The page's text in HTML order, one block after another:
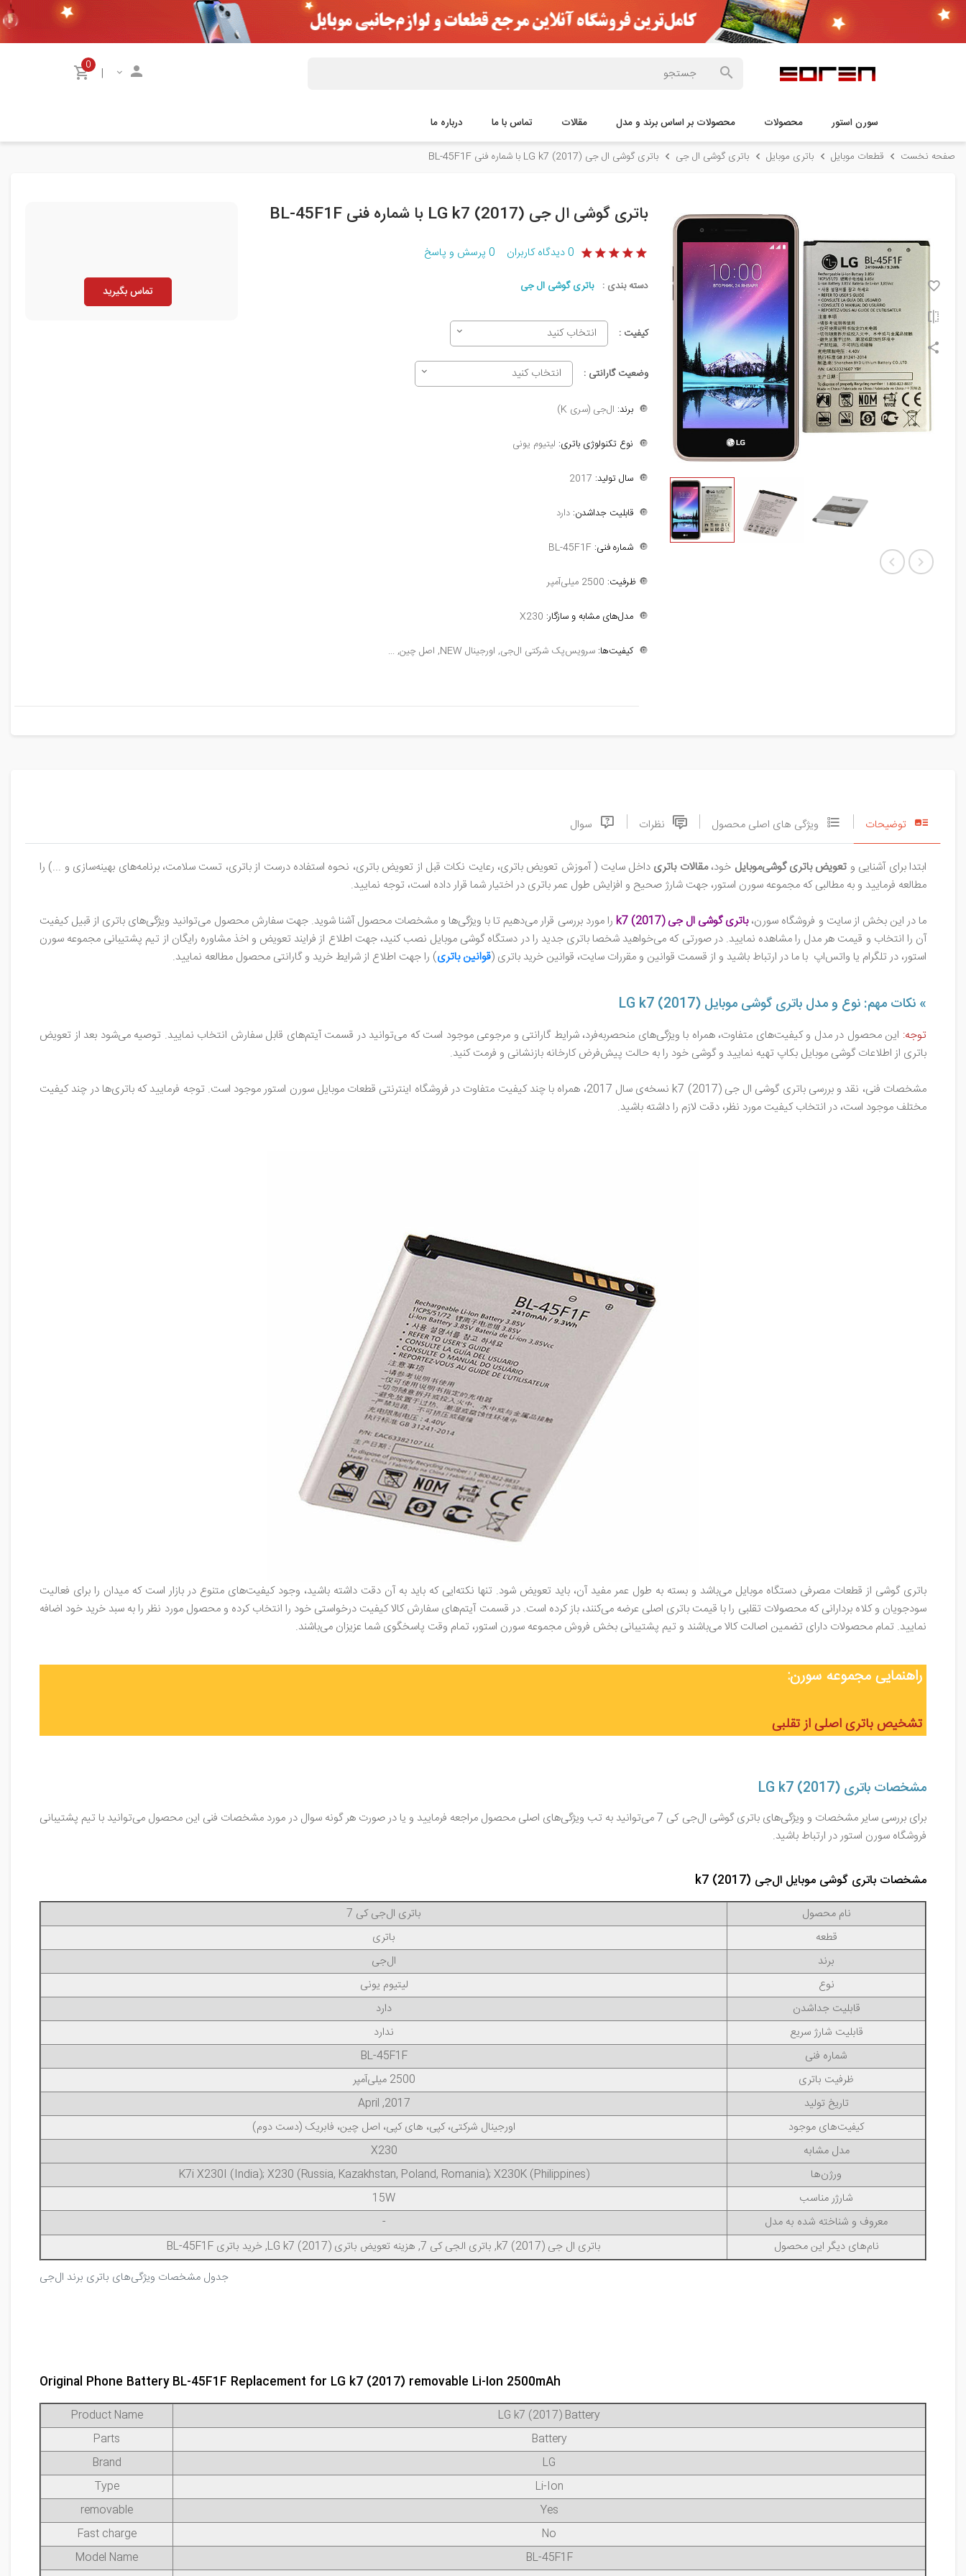
|
0
سورن استور محصولات محصولات بر اساس برند و مدل مقالات تماس با ما درباره ما
صفحه نخست قطعات موبایل باتری موبایل باتری گوشی ال جی باتری گوشی ال جی (LG k7 (2017 با شماره فنی BL-45F1F
باتری گوشی ال جی (LG k7 (2017 با شماره فنی BL-45F1F
0دیدگاه کاربران 0 پرسش و پاسخ
دسته بندی : باتری گوشی ال جی
کیفیت : انتخاب کنید
وضعیت گارانتی : انتخاب کنید
🔘برند: ال‌جی (سری K)
🔘 نوع تکنولوژی باتری: لیتیوم یونی
🔘سال تولید:
🔘قابلیت جداشدن: دارد
🔘شماره فنی: BL-45F1F
🔘ظرفیت:
🔘مدل‌های مشابه و سازگار:
🔘کیفیت‌ها: سرویس‌پک شرکتی ال‌جی, اورجینال NEW, اصل چین, ...
تماس بگیرید
توضیحات ویژگی های اصلی محصول نظرات سوال
ابتدا برای آشنایی و تعویض باتری گوشی‌موبایل خود،مقالات باتری داخل سایت ( آموزش تعویض باتری، رعایت نکات قبل از تعویض باتری، نحوه استفاده درست از باتری، تست سلامت، برنامه‌های بهینه‌سازی و ...) را
مطالعه فرمایید و به مطالبی که مجموعه سورن استور، جهت شارژ صحیح و افزایش طول عمر باتری در اختیار شما قرار داده است، توجه نمایید.
ما در این بخش از سایت و فروشگاه سورن،باتری گوشی ال جی k7 (2017)
را مورد بررسی قرار می‌دهیم تا با ویژگی‌ها و مشخصات محصول آشنا شوید. جهت سفارش محصول می‌توانید ویژگی‌های باتری از قبیل کیفیت
آن را انتخاب و قیمت هر مدل را مشاهده نمایید. در صورتی که می‌خواهید شخصا باتری جدید را در دستگاه گوشی موبایل نصب کنید، جهت اطلاع از فرایند تعویض و اخذ مشاوره رایگان از تیم پشتیبانی مجموعه سورن
استور، در تلگرام یا واتس‌اپ با ما در ارتباط باشید و از قسمت قوانین و مقررات سایت، قوانین خرید باتری (قوانین باتری) را جهت اطلاع از شرایط خرید و گارانتی محصول مطالعه نمایید.
» نکات مهم: نوع و مدل باتری گوشی موبایل LG k7 (2017)
توجه: این محصول در مدل و کیفیت‌های متفاوت، همراه با ویژگی‌های منحصر‌به‌فرد، شرایط گارانتی و مرجوعی موجود است که می‌توانید در قسمت آیتم‌های قابل سفارش انتخاب نمایید. توصیه می‌شود بعد از تعویض
باتری از اطلاعات گوشی موبایل بکاپ تهیه نمایید و گوشی خود را به حالت پیش‌فرض کارخانه بازنشانی و فرمت کنید.
مشخصات فنی، نقد و بررسی باتری گوشی ال جی k7 (2017) نسخه‌ی سال 2017، همراه با چند کیفیت متفاوت در فروشگاه اینترنتی قطعات‌ موبایل سورن‌ استور موجود است. توجه فرمایید که باتری‌ها در چند کیفیت
مختلف موجود است، در انتخاب کیفیت مورد نظر، دقت لازم را داشته باشید.
باتری گوشی از قطعات مصرفی دستگاه موبایل می‌باشد و بسته به طول عمر مفید آن، باید تعویض شود. تنها نکته‌ایی که باید به آن دقت داشته باشید، وجود کیفیت‌های متنوع در بازار است که میدان را برای فعالیت
سودجویان و کلاه بردارانی که محصولات تقلبی را با قیمت باتری اصلی عرضه می‌کنند، باز کرده است. در قسمت آیتم‌های سفارش کالا کیفیت درخواستی خود را انتخاب کرده و محصول مورد نظر را به سبد خرید خود اضافه
نمایید. تمام محصولات دارای تضمین اصالت کالا می‌باشند و تیم پشتیبانی بخش فروش مجموعه سورن استور، تمام وقت پاسخگوی شما عزیزان می‌باشند.
راهنمایی مجموعه سورن:
تشخیص باتری اصلی از تقلبی
مشخصات باتری LG k7 (2017)
برای بررسی سایر مشخصات و ویژگی‌های باتری گوشی ال‌جی کی 7 می‌توانید به تب ویژگی‌های اصلی محصول مراجعه فرمایید و یا در صورت هر گونه سوال در مورد مشخصات فنی این محصول می‌توانید با تیم پشتیبانی
فروشگاه سورن استور در ارتباط باشید.
مشخصات باتری گوشی موبایل ال‌جی k7 (2017)
جدول مشخصات ویژگی‌های باتری برند ال‌جی
نام محصول
باتری ال‌جی کی 7
قطعه
باتری
برند
ال‌جی
نوع
لیتیوم یونی
قابلیت جداشدن
دارد
قابلیت شارژ سریع
ندارد
شماره فنی
BL-45F1F
ظرفیت باتری
2500 میلی‌آمپر
تاریخ تولید
2017, April
کیفیت‌های موجود
اورجینال شرکتی، کپی، های کپی، اصل چین، فابریک (دست دوم)
مدل مشابه
X230
ورژن‌ها
K7i X230I (India); X230 (Russia, Kazakhstan, Poland, Romania); X230K (Philippines)
شارژر مناسب
15W
معروف و شناخته شده به مدل
-
نام‌های دیگر این محصول
باتری ال جی k7 (2017), باتری الجی کی 7, هزینه تعویض باتری LG k7 (2017), خرید باتری BL-45F1F
Original Phone Battery BL-45F1F Replacement for LG k7 (2017) removable Li-Ion 2500mAh
Product Name
LG k7 (2017) Battery
Parts
Battery
Brand
LG
Type
Li-Ion
removable
Yes
Fast charge
No
Model Name
BL-45F1F